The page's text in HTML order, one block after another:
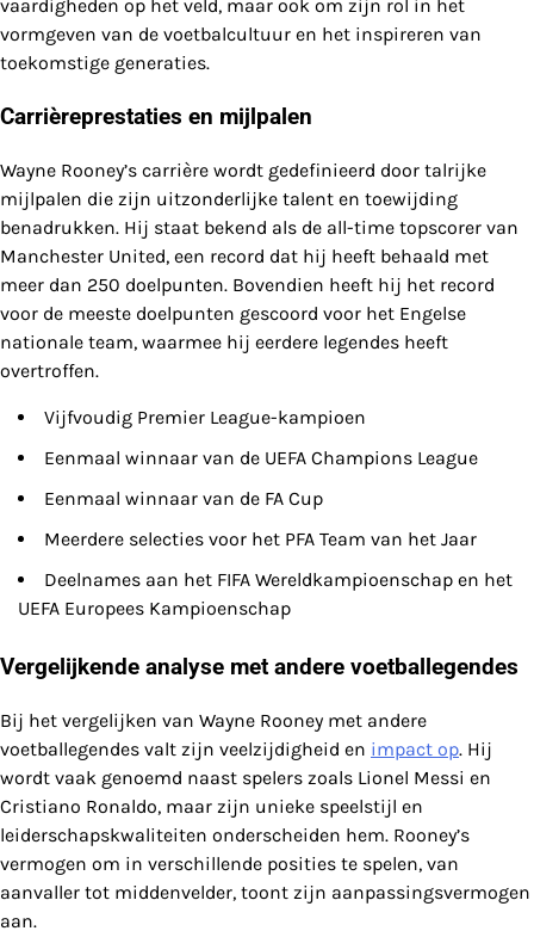
vaardigheden op het veld, maar ook om zijn rol in het
vormgeven van de voetbalcultuur en het inspireren van
toekomstige generaties.
Carrièreprestaties en mijlpalen
Wayne Rooney’s carrière wordt gedefinieerd door talrijke
mijlpalen die zijn uitzonderlijke talent en toewijding
benadrukken. Hij staat bekend als de all-time topscorer van
Manchester United, een record dat hij heeft behaald met
meer dan 250 doelpunten. Bovendien heeft hij het record
voor de meeste doelpunten gescoord voor het Engelse
nationale team, waarmee hij eerdere legendes heeft
overtroffen.
Vijfvoudig Premier League-kampioen
Eenmaal winnaar van de UEFA Champions League
Eenmaal winnaar van de FA Cup
Meerdere selecties voor het PFA Team van het Jaar
Deelnames aan het FIFA Wereldkampioenschap en het
UEFA Europees Kampioenschap
Vergelijkende analyse met andere voetballegendes
Bij het vergelijken van Wayne Rooney met andere
voetballegendes valt zijn veelzijdigheid en impact op. Hij
wordt vaak genoemd naast spelers zoals Lionel Messi en
Cristiano Ronaldo, maar zijn unieke speelstijl en
leiderschapskwaliteiten onderscheiden hem. Rooney’s
vermogen om in verschillende posities te spelen, van
aanvaller tot middenvelder, toont zijn aanpassingsvermogen
aan.